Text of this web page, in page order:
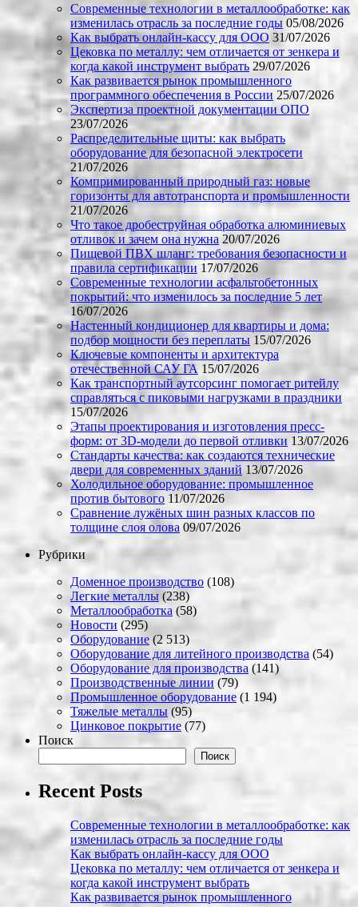
Современные технологии в металлообработке: как
изменилась отрасль за последние годы 05/08/2026
Как выбрать онлайн-кассу для ООО 31/07/2026
Цековка по металлу: чем отличается от зенкера и
когда какой инструмент выбрать 29/07/2026
Как развивается рынок промышленного
программного обеспечения в России 25/07/2026
Экспертиза проектной документации ОПО
23/07/2026
Распределительные щиты: как выбрать
оборудование для безопасной электросети
21/07/2026
Компримированный природный газ: новые
горизонты для автотранспорта и промышленности
21/07/2026
Что такое дробеструйная обработка алюминиевых
отливок и зачем она нужна 20/07/2026
Пищевой ПВХ шланг: требования безопасности и
правила сертификации 17/07/2026
Современные технологии асфальтобетонных
покрытий: что изменилось за последние 5 лет
16/07/2026
Настенный кондиционер для квартиры и дома:
подбор мощности без переплаты 15/07/2026
Ключевые компоненты и архитектура
отечественной САУ ГА 15/07/2026
Как транспортный аутсорсинг помогает ритейлу
справляться с пиковыми нагрузками в праздники
15/07/2026
Этапы проектирования и изготовления пресс-
форм: от 3D-модели до первой отливки 13/07/2026
Стандарты качества: как создаются технические
двери для современных зданий 13/07/2026
Холодильное оборудование: промышленное
против бытового 11/07/2026
Сравнение лужёных шин разных классов по
толщине слоя олова 09/07/2026
Рубрики
Доменное производство (108)
Легкие металлы (238)
Металлообработка (58)
Новости (295)
Оборудование (2 513)
Оборудование для литейного производства (54)
Оборудование для производства (141)
Производственные линии (79)
Промышленное оборудование (1 194)
Тяжелые металлы (95)
Цинковое покрытие (77)
Поиск
Поиск
Recent Posts
Современные технологии в металлообработке: как
изменилась отрасль за последние годы
Как выбрать онлайн-кассу для ООО
Цековка по металлу: чем отличается от зенкера и
когда какой инструмент выбрать
Как развивается рынок промышленного